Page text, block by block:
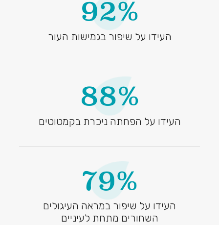
92%
העידו על שיפור בגמישות העור
88%
העידו על הפחתה ניכרת בקמטוטים
79%
העידו על שיפור במראה העיגולים
השחורים מתחת לעיניים